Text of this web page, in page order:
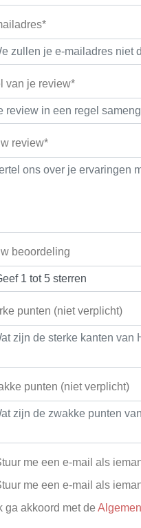
van je review*
review*
beoordeling
punten (niet verplicht)
punten (niet verplicht)
me een e-mail als
me een e-mail als
ga akkoord met de